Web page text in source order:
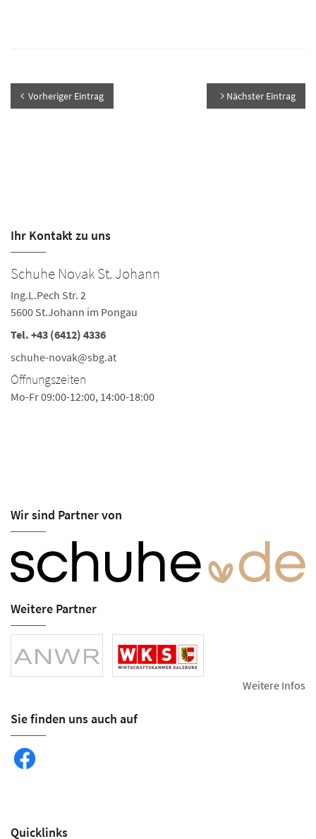
Vorheriger Eintrag Nächster Eintrag
Ihr Kontakt zu uns
Schuhe Novak St. Johann
Ing.L.Pech Str. 2
5600 St.Johann im Pongau
Tel. +43 (6412) 4336
schuhe-novak@sbg.at
Öffnungszeiten
Mo-Fr 09:00-12:00, 14:00-18:00
Wir sind Partner von
Weitere Partner
Weitere Infos
Sie finden uns auch auf
Quicklinks